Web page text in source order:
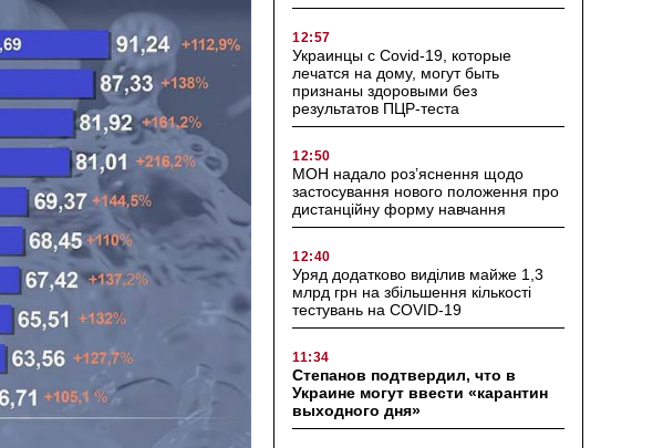
12:57
Украинцы с Covid-19, которые
лечатся на дому, могут быть
признаны здоровыми без
результатов ПЦР-теста
12:50
МОН надало роз’яснення щодо
застосування нового положення про
дистанційну форму навчання
12:40
Уряд додатково виділив майже 1,3
млрд грн на збільшення кількості
тестувань на COVID-19
11:34
Степанов подтвердил, что в
Украине могут ввести «карантин
выходного дня»